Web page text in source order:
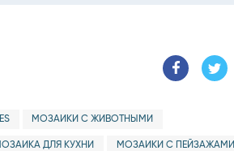
МОЗАИКИ С ЖИВОТНЫМИ
ДЛЯ КУХНИ МОЗАИКИ С ПЕЙЗАЖАМИ